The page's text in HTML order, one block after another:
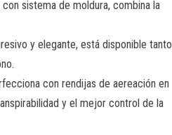
sistema de moldura, combina la
y elegante, está disponible tanto
con rendijas de aereación en
y el mejor control de la